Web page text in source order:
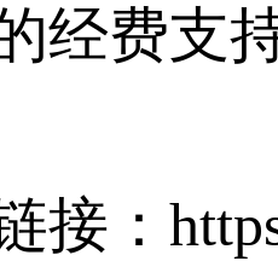
经费支
：